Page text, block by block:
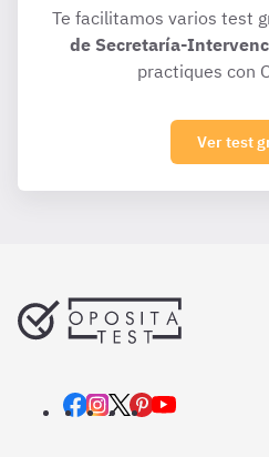
Te facilitamos varios test
de Secretaría-
practiques con
Ver test